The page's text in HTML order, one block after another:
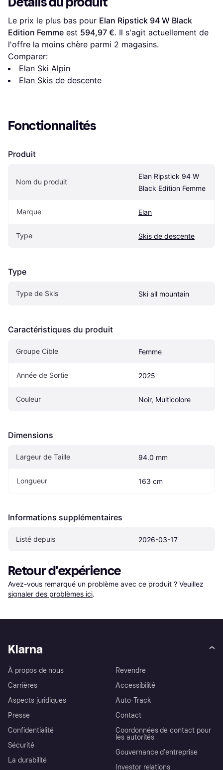
Le prix le plus bas pour Elan Ripstick 94 W Black
Edition Femme est 594,97 €. Il s'agit actuellement de
l'offre la moins chère parmi 2 magasins.
Comparer:
Elan Ski Alpin
Elan Skis de descente
Fonctionnalités
Produit
Nom du produit
Elan Ripstick 94 W
Black Edition Femme
Marque Elan
Type Skis de descente
Type
Type de Skis Ski all mountain
Caractéristiques du produit
Groupe Cible Femme
Année de Sortie 2025
Couleur Noir, Multicolore
Dimensions
Largeur de Taille 94.0 mm
Longueur 163 cm
Informations supplémentaires
Listé depuis 2026-03-17
Retour d'expérience
Avez-vous remarqué un problème avec ce produit ? Veuillez
signaler des problèmes ici.
Klarna
À propos de nous
Carrières
Aspects juridiques
Presse
Confidentialité
Sécurité
La durabilité
Revendre
Accessibilité
Auto-Track
Contact
Coordonnées de contact pour
les autorités
Gouvernance d’entreprise
Investor relations